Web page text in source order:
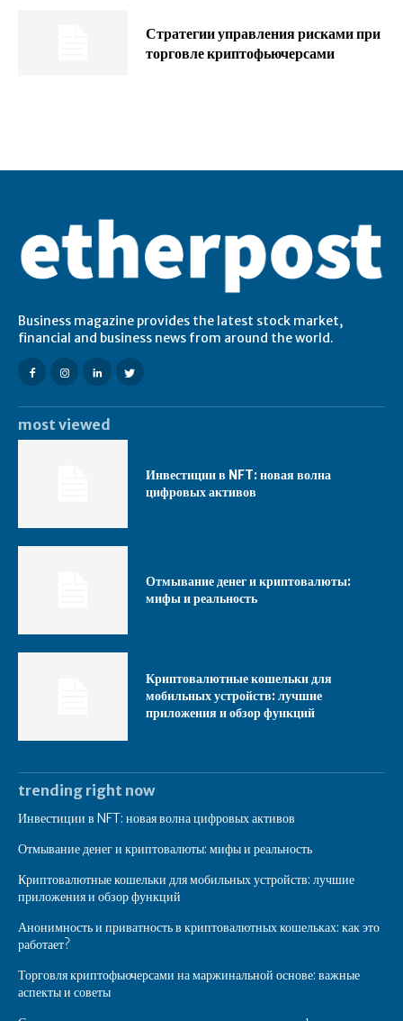
Стратегии управления рисками при
торговле криптофьючерсами
Business magazine provides the latest stock market,
financial and business news from around the world.
most viewed
Инвестиции в NFT: новая волна
цифровых активов
Отмывание денег и криптовалюты:
мифы и реальность
Криптовалютные кошельки для
мобильных устройств: лучшие
приложения и обзор функций
trending right now
Инвестиции в NFT: новая волна цифровых активов
Отмывание денег и криптовалюты: мифы и реальность
Криптовалютные кошельки для мобильных устройств: лучшие
приложения и обзор функций
Анонимность и приватность в криптовалютных кошельках: как это
работает?
Торговля криптофьючерсами на маржинальной основе: важные
аспекты и советы